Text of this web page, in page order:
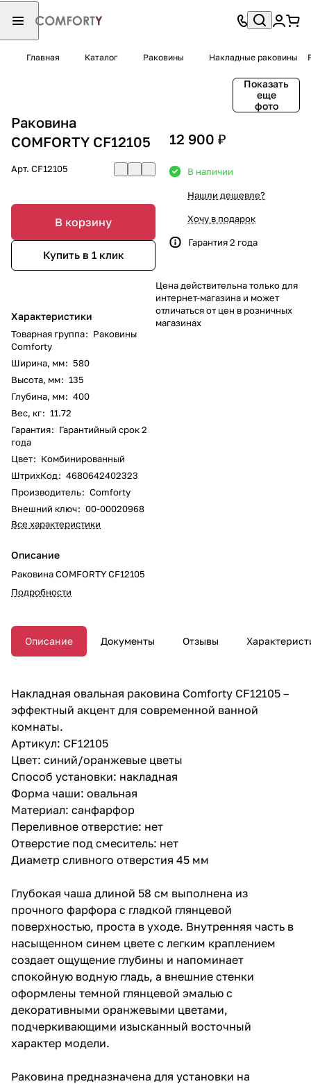
Главная Каталог Раковины Накладные раковины
Показать
еще
фото
Раковина
COMFORTY CF12105
Арт. CF12105
В корзину
Купить в 1 клик
Характеристики
Товарная группа: Раковины
Comforty
Ширина, мм: 580
Высота, мм: 135
Глубина, мм: 400
Вес, кг: 11.72
Гарантия: Гарантийный срок 2
года
Цвет: Комбинированный
ШтрихКод: 4680642402323
Производитель: Comforty
Внешний ключ: 00-00020968
Все характеристики
Описание
Раковина COMFORTY CF12105
Подробности
12 900 ₽
В наличии
Нашли дешевле?
Хочу в подарок
Гарантия 2 года
Цена действительна только для
интернет-магазина и может
отличаться от цен в розничных
магазинах
Описание Документы Отзывы
Накладная овальная раковина Comforty CF12105 –
эффектный акцент для современной ванной
комнаты.
Артикул: CF12105
Цвет: синий/оранжевые цветы
Способ установки: накладная
Форма чаши: овальная
Материал: санфарфор
Переливное отверстие: нет
Отверстие под смеситель: нет
Диаметр сливного отверстия 45 мм
Глубокая чаша длиной 58 см выполнена из
прочного фарфора с гладкой глянцевой
поверхностью, проста в уходе. Внутренняя часть в
насыщенном синем цвете с легким краплением
создает ощущение глубины и напоминает
спокойную водную гладь, а внешние стенки
оформлены темной глянцевой эмалью с
декоративными оранжевыми цветами,
подчеркивающими изысканный восточный
характер модели.
Раковина предназначена для установки на